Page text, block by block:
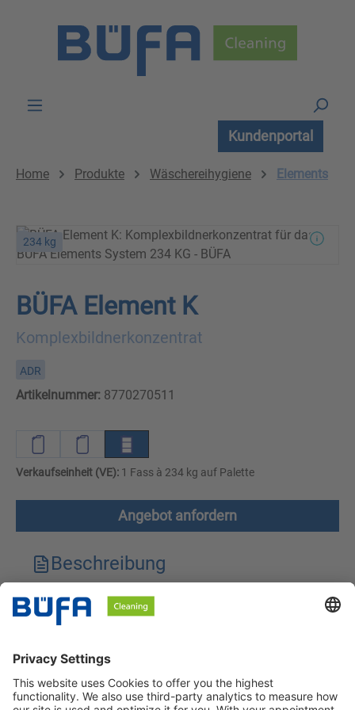
Kundenportal
Home Produkte Wäschereihygiene Elements
234 kg
BÜFA Element K
Komplexbildnerkonzentrat
ADR
Artikelnummer: 8770270511
Verkaufseinheit (VE): 1 Fass à 234 kg auf Palette
Angebot anfordern
Beschreibung
Technische Merkmale
Sicherheitshinweise